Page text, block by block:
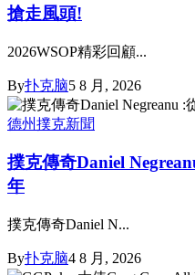
搶走風頭!
2026WSOP精彩回顧...
By扑克脑5 8 月, 2026
德州撲克新聞
撲克傳奇Daniel
年
撲克傳奇Daniel N...
By扑克脑4 8 月, 2026